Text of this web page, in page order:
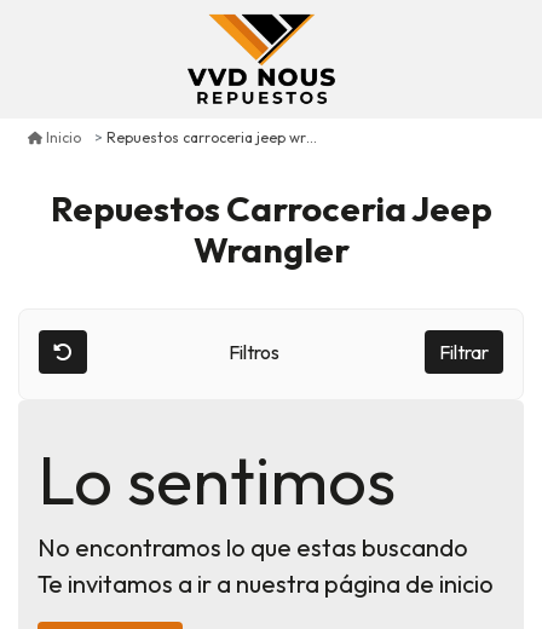
Inicio Repuestos carroceria jeep wrangler
Repuestos Carroceria Jeep
Wrangler
Filtros Filtrar
Lo sentimos
No encontramos lo que estas buscando
Te invitamos a ir a nuestra página de inicio